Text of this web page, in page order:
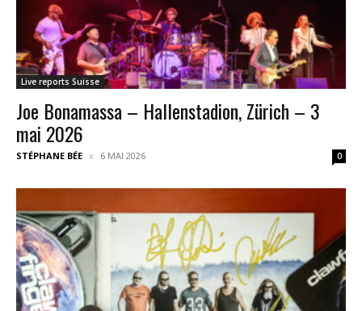
Live reports Suisse
Joe Bonamassa – Hallenstadion, Zürich – 3
mai 2026
STÉPHANE BÉE 6 MAI 2026 0